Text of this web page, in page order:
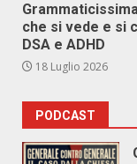
che si vede e si
DSA e ADHD
18 Luglio 2026
PODCAST